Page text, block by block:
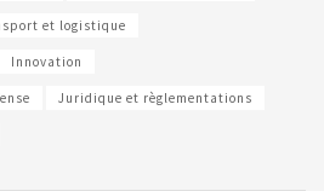
et logistique
Innovation
Juridique et règlementations